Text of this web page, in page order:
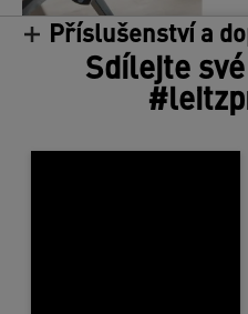
/
Příslušenství a
Sdílejte